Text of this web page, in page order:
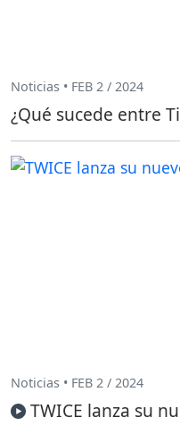
Noticias • FEB 2 / 2024
¿Qué sucede entre
Noticias • FEB 2 / 2024
TWICE lanza su